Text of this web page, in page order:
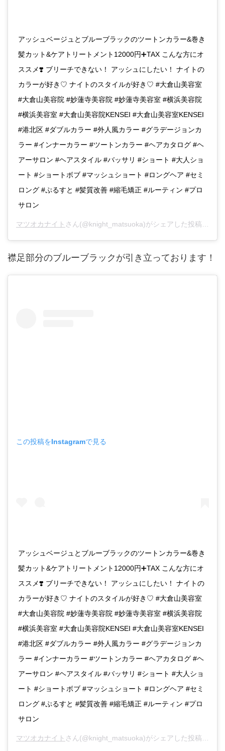
アッシュベージュとブルーブラックのツートンカラー&巻き
髪カット&ケアトリートメント12000円➕TAX こんな方にオ
ススメ❣️ ブリーチできない！ アッシュにしたい！ ナイトの
カラーが好き♡ ナイトのスタイルが好き♡ #大倉山美容室
#大倉山美容院 #妙蓮寺美容院 #妙蓮寺美容室 #横浜美容院
#横浜美容室 #大倉山美容院KENSEI #大倉山美容室KENSEI
#港北区 #ダブルカラー #外人風カラー #グラデージョンカ
ラー #インナーカラー #ツートンカラー #ヘアカタログ #ヘ
アーサロン #ヘアスタイル #バッサリ #ショート #大人ショ
ート #ショートボブ #マッシュショート #ロングヘア #セミ
ロング #ぷるすと #髪質改善 #縮毛矯正 #ルーティン #プロ
サロン
マツオカナイト さん(@knight_matsuoka)がシェアした投稿 -
襟足部分のブルーブラックが引き立っております！
この投稿をInstagramで見る
アッシュベージュとブルーブラックのツートンカラー&巻き
髪カット&ケアトリートメント12000円➕TAX こんな方にオ
ススメ❣️ ブリーチできない！ アッシュにしたい！ ナイトの
カラーが好き♡ ナイトのスタイルが好き♡ #大倉山美容室
#大倉山美容院 #妙蓮寺美容院 #妙蓮寺美容室 #横浜美容院
#横浜美容室 #大倉山美容院KENSEI #大倉山美容室KENSEI
#港北区 #ダブルカラー #外人風カラー #グラデージョンカ
ラー #インナーカラー #ツートンカラー #ヘアカタログ #ヘ
アーサロン #ヘアスタイル #バッサリ #ショート #大人ショ
ート #ショートボブ #マッシュショート #ロングヘア #セミ
ロング #ぷるすと #髪質改善 #縮毛矯正 #ルーティン #プロ
サロン
マツオカナイト さん(@knight_matsuoka)がシェアした投稿 -